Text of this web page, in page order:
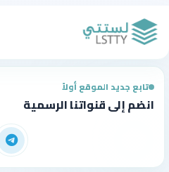
تابع جديد الموقع أولاً
انضم إلى قنواتنا الرسمية